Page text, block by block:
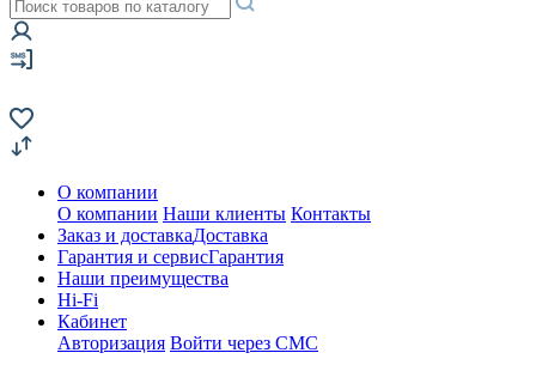
О компании
О компании Наши клиенты Контакты
Заказ и доставкаДоставка
Гарантия и сервисГарантия
Наши преимущества
Hi-Fi
Кабинет
Авторизация Войти через СМС